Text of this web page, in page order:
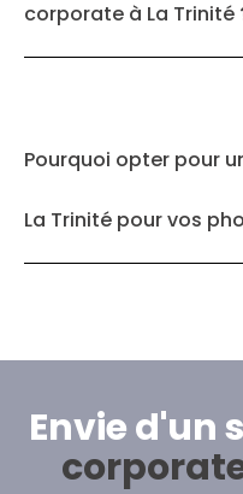
corporate à La Trinité
Pourquoi opter pour
La Trinité pour vos
Envie d'un